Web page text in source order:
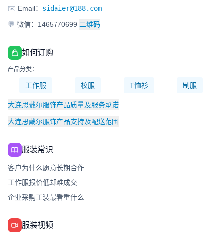
✉️ Email： sidaier@188.com
💬 微信：1465770699 二维码
如何订购
产品分类：
工作服 校服 T恤衫 制服
大连思戴尔服饰产品质量及服务承诺
大连思戴尔服饰产品支持及配送范围
服装常识
客户为什么愿意长期合作
工作服报价低却难成交
企业采购工装最看重什么
服装视频